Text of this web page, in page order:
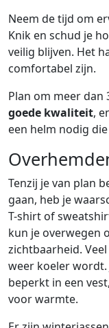
Neem de tijd om
Knik en schud je
veilig blijven. Het
comfortabel zijn.
Plan om meer dan
goede kwaliteit,
een helm nodig
Tenzij je van plan
gaan, heb je
T-shirt of
kun je overwegen
zichtbaarheid.
weer koeler wordt.
beperkt in een
voor warmte.